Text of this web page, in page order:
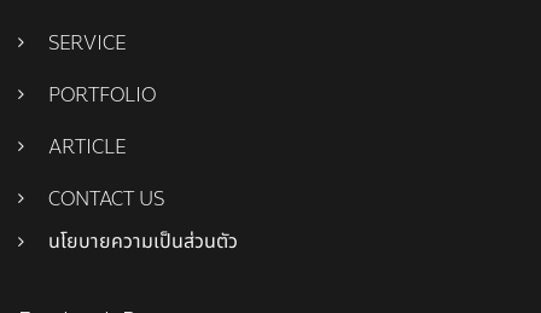
SERVICE
PORTFOLIO
ARTICLE
CONTACT US
นโยบายความเป็นส่วนตัว